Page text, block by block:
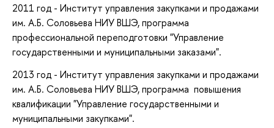
2011 год - Институт управления закупками и продажами
им. А.Б. Соловьева НИУ ВШЭ, программа
профессиональной переподготовки "Управление
государственными и муниципальными заказами".
2013 год - Институт управления закупками и продажами
им. А.Б. Соловьева НИУ ВШЭ, программа повышения
квалификации "Управление государственными и
муниципальными закупками".